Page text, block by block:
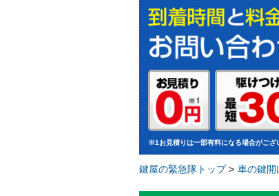
※1お見積りは一部有料になる場合がござ
鍵屋の緊急隊トップ> 車の鍵開